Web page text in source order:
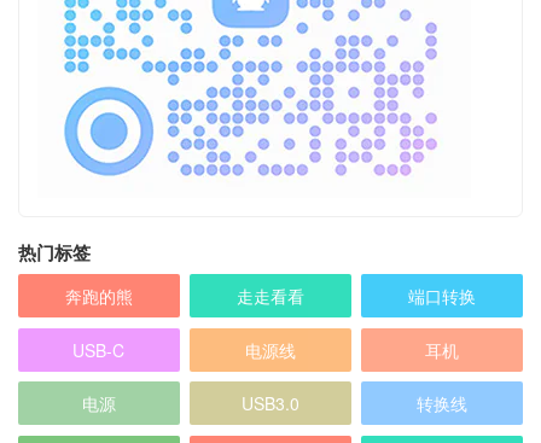
热门标签
奔跑的熊 走走看看 端口转换
USB-C 电源线 耳机
电源 USB3.0 转换线